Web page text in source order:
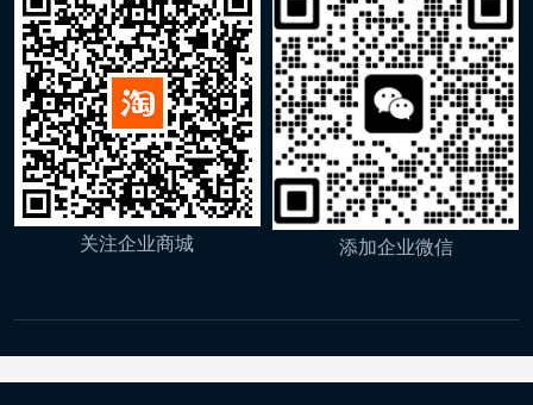
关注企业商城 添加企业微信